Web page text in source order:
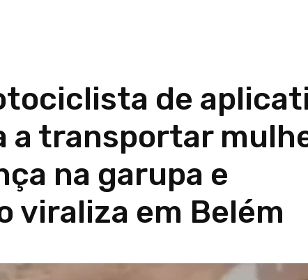
de
a transportar
na garupa e
viraliza em Belém